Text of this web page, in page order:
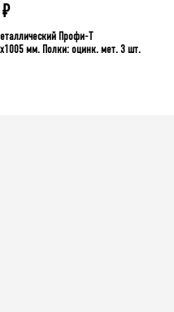
₽
Профи-Т
мм. Полки: оцинк. мет. 3 шт.